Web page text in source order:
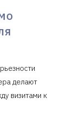
делают
визитами к